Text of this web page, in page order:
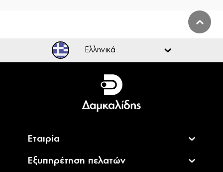
Ελληνικά
Ελληνικά
English
Εταιρία
Εξυπηρέτηση πελατών